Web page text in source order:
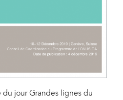
du jour Grandes lignes du